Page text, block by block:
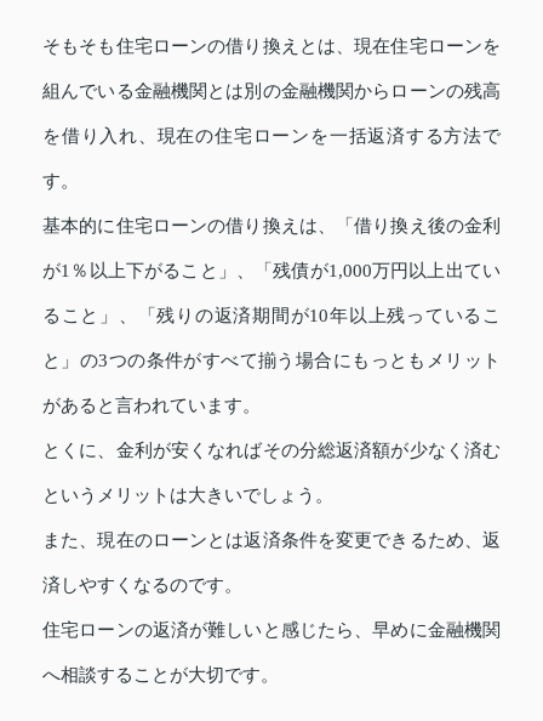
そもそも住宅ローンの借り換えとは、現在住宅ローンを
組んでいる金融機関とは別の金融機関からローンの残高
を借り入れ、現在の住宅ローンを一括返済する方法で
す。
基本的に住宅ローンの借り換えは、「借り換え後の金利
が1％以上下がること」、「残債が1,000万円以上出てい
ること」、「残りの返済期間が10年以上残っているこ
と」の3つの条件がすべて揃う場合にもっともメリット
があると言われています。
とくに、金利が安くなればその分総返済額が少なく済む
というメリットは大きいでしょう。
また、現在のローンとは返済条件を変更できるため、返
済しやすくなるのです。
住宅ローンの返済が難しいと感じたら、早めに金融機関
へ相談することが大切です。